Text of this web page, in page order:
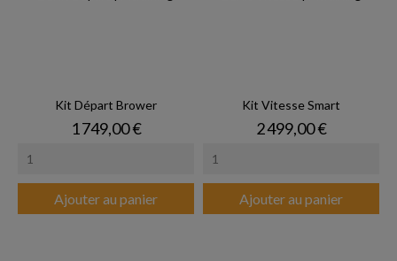
Kit Départ Brower
Prix
1 749,00 €
Ajouter au panier
Kit Vitesse Smart
Prix
2 499,00 €
Ajouter au panier